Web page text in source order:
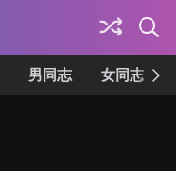
男同志 女同志